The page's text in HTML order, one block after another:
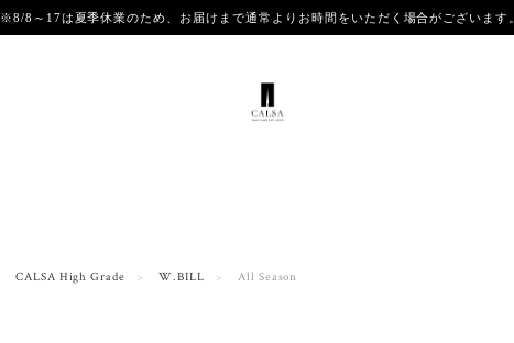
※8/8～17は夏季休業のため、お届けまで通常よりお時間をいただく場合がございま
CALSA High Grade W.BILL All Season